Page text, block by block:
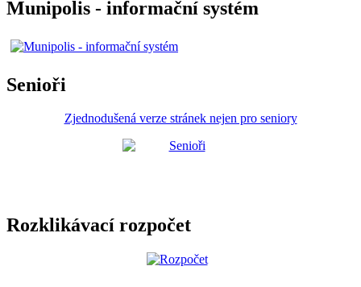
Munipolis - informační systém
Senioři
Zjednodušená verze stránek nejen pro seniory
Rozklikávací rozpočet